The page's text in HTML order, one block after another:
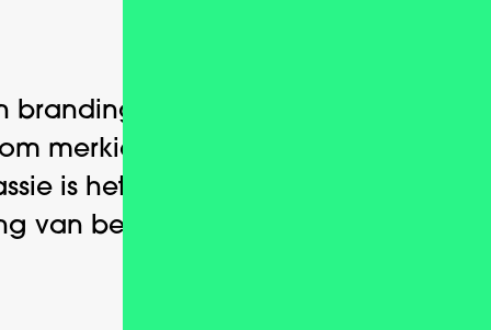
branding agency die zorgt
merkidentiteit voor jouw
is het helpen en verbeteren
van bedrijven.